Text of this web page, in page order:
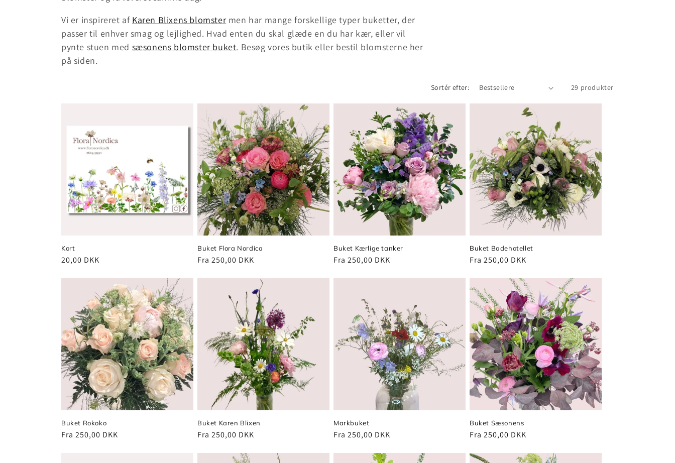
l
e
k
n
Vi er inspireret af Karen Blixens blomster men har mange forskellige typer buketter, der
passer til enhver smag og lejlighed. Hvad enten du skal glæde en du har kær, eller vil
pynte stuen med sæsonens blomster buket. Besøg vores butik eller bestil blomsterne her
på siden.
Sortér efter: 29 produkter
Kort
Normalpris
20,00 DKK
Buket Flora Nordica
Normalpris
Fra 250,00 DKK
Buket Kærlige tanker
Normalpris
Fra 250,00 DKK
Buket Badehotellet
Normalpris
Fra 250,00 DKK
Buket Rokoko
Normalpris
Fra 250,00 DKK
Buket Karen Blixen
Normalpris
Fra 250,00 DKK
Markbuket
Normalpris
Fra 250,00 DKK
Buket Sæsonens
Normalpris
Fra 250,00 DKK